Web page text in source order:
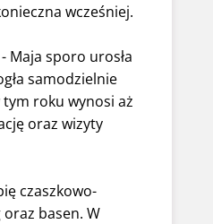
wcześniej.
Maja sporo urosła
samodzielnie
roku wynosi aż
oraz wizyty
czaszkowo-
basen. W